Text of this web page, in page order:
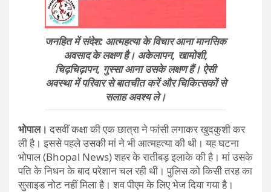
जनहित में संदेश: आत्महत्या के विचार आना मानसिक
अवसाद के लक्षण है। अकेलापन, खामोशी,
चिढ़चिढ़ापन, गुस्सा आना उसके लक्षण हैं। ऐसी
अवस्था में परिवार से बातचीत करें और चिकित्सकों से
सलाह अवश्य ले।
भोपाल। दसवीं कक्षा की एक छात्रा ने फांसी लगाकर खुदकुशी कर
ली है। इससे पहले उसकी मां ने भी आत्महत्या की थी। यह घटना
भोपाल (Bhopal News) शहर के राती​बड़ इलाके की है। मां उसके
पति के निधन के बाद परेशान चल रही थी। पुलिस को किसी तरह का
सुसाइड नोट नहीं मिला है। शव पीएम के लिए भेज दिया गया है।